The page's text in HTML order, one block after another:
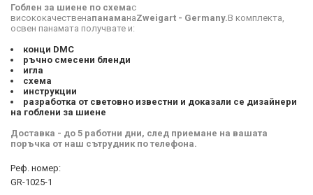
Гоблен за шиене по схемас
висококачественапанаманаZweigart - Germany.В комплекта,
освен панамата получвате и:
конци DMC
ръчно смесени бленди
игла
схема
инструкции
разработка от световно известни и доказали се дизайнери
на гоблени за шиене
Доставка - до 5 работни дни, след приемане на вашата
поръчка от наш сътрудник по телефона.
Реф. номер:
GR-1025-1